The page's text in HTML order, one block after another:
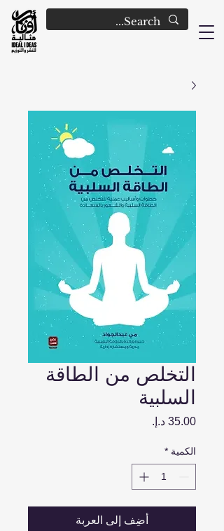
التخلص من الطاقة
السلبية
الكمية *
أضِف إلى العربة